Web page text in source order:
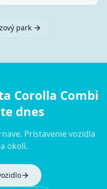
park
Corolla Combi
dnes
Pristavenie vozidla
okolí.